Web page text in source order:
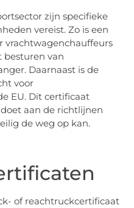
zijn specifieke
vereist. Zo is een
vrachtwagenchauffeurs
besturen van
Daarnaast is de
voor
EU. Dit certificaat
aan de richtlijnen
de weg op kan.
of reachtruckcertificaat